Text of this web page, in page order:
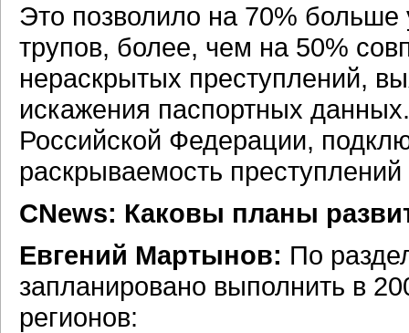
Это позволило на 70% больше
трупов, более, чем на 50%
нераскрытых преступлений,
искажения паспортных
Российской Федерации,
раскрываемость
CNews: Каковы планы
Евгений Мартынов: По
запланировано выполнить в
регионов: